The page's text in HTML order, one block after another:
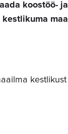
koostöö-
kestlikust